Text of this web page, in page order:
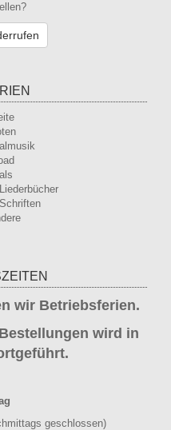
wir Betriebsferien.
wird in
geschlossen)